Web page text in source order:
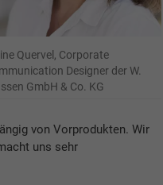
Quervel, Corporate
Designer der W.
GmbH & Co. KG
von Vorprodukten. Wir
uns sehr